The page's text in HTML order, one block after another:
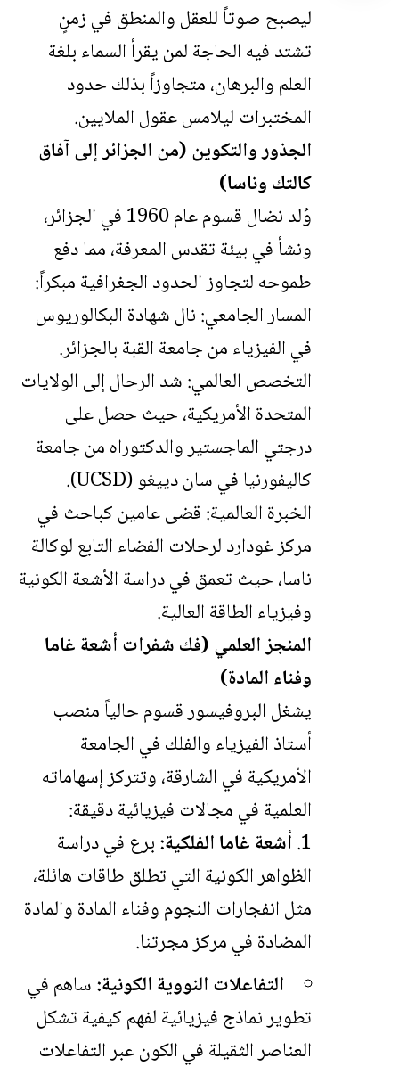
ليصبح صوتاً للعقل والمنطق في زمنٍ
تشتد فيه الحاجة لمن يقرأ السماء بلغة
العلم والبرهان، متجاوزاً بذلك حدود
المختبرات ليلامس عقول الملايين.
الجذور والتكوين (من الجزائر إلى آفاق
كالتك وناسا)
وُلد نضال قسوم عام 1960 في الجزائر،
ونشأ في بيئة تقدس المعرفة، مما دفع
طموحه لتجاوز الحدود الجغرافية مبكراً:
المسار الجامعي: نال شهادة البكالوريوس
في الفيزياء من جامعة القبة بالجزائر.
التخصص العالمي: شد الرحال إلى الولايات
المتحدة الأمريكية، حيث حصل على
درجتي الماجستير والدكتوراه من جامعة
كاليفورنيا في سان دييغو (UCSD).
الخبرة العالمية: قضى عامين كباحث في
مركز غودارد لرحلات الفضاء التابع لوكالة
ناسا، حيث تعمق في دراسة الأشعة الكونية
وفيزياء الطاقة العالية.
المنجز العلمي (فك شفرات أشعة غاما
وفناء المادة)
يشغل البروفيسور قسوم حالياً منصب
أستاذ الفيزياء والفلك في الجامعة
الأمريكية في الشارقة، وتتركز إسهاماته
العلمية في مجالات فيزيائية دقيقة:
أشعة غاما الفلكية:برع في دراسة
الظواهر الكونية التي تطلق طاقات هائلة،
مثل انفجارات النجوم وفناء المادة والمادة
المضادة في مركز مجرتنا.
التفاعلات النووية الكونية:ساهم في
تطوير نماذج فيزيائية لفهم كيفية تشكل
العناصر الثقيلة في الكون عبر التفاعلات